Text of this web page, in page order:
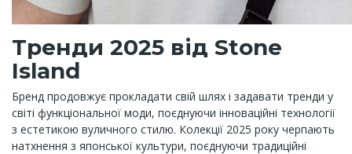
Тренди 2025 від Stone
Island
Бренд продовжує прокладати свій шлях і задавати тренди у
світі функціональної моди, поєднуючи інноваційні технології
з естетикою вуличного стилю. Колекції 2025 року черпають
натхнення з японської культури, поєднуючи традиційні